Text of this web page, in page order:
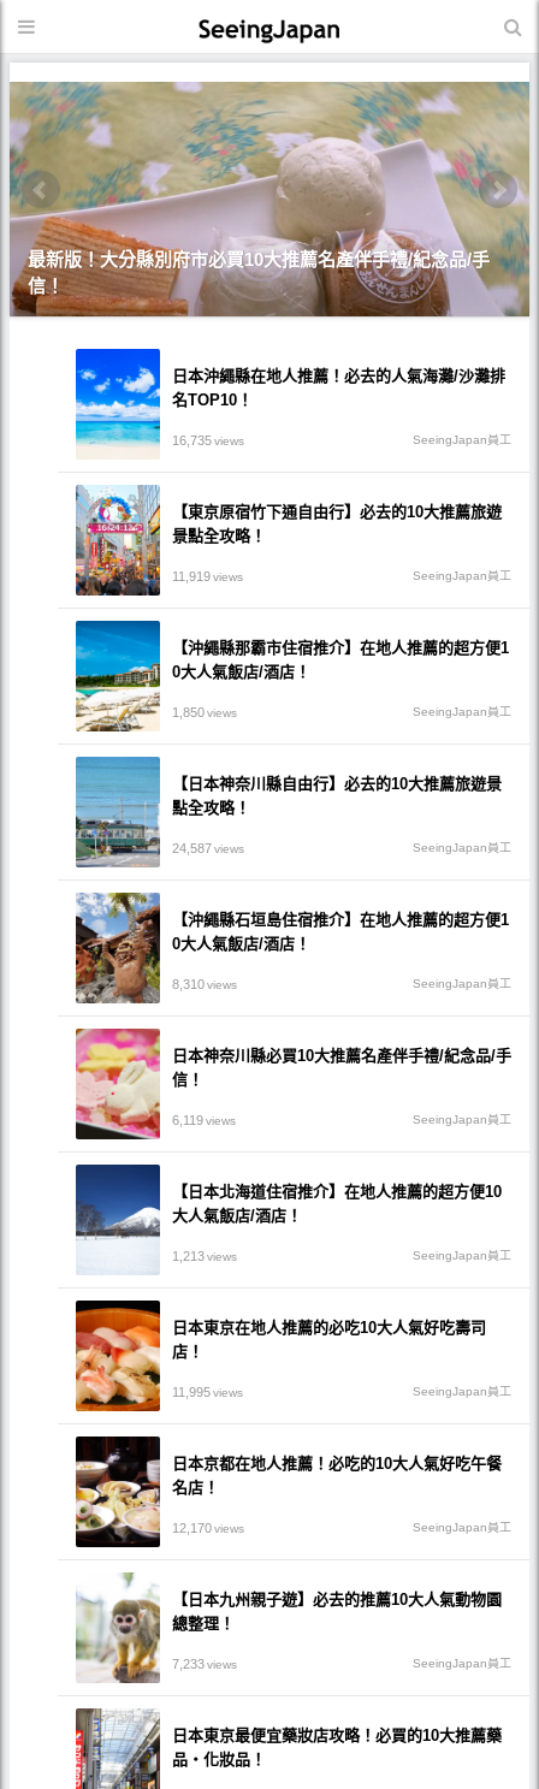
最新版！大分縣別府市必買10大推薦名產伴手禮/紀念品/手
信！
日本沖繩縣在地人推薦！必去的人氣海灘/沙灘排
名TOP10！
16,735views SeeingJapan員工
【東京原宿竹下通自由行】必去的10大推薦旅遊
景點全攻略！
11,919views SeeingJapan員工
【沖繩縣那霸市住宿推介】在地人推薦的超方便1
0大人氣飯店/酒店！
1,850views SeeingJapan員工
【日本神奈川縣自由行】必去的10大推薦旅遊景
點全攻略！
24,587views SeeingJapan員工
【沖繩縣石垣島住宿推介】在地人推薦的超方便1
0大人氣飯店/酒店！
8,310views SeeingJapan員工
日本神奈川縣必買10大推薦名產伴手禮/紀念品/手
信！
6,119views SeeingJapan員工
【日本北海道住宿推介】在地人推薦的超方便10
大人氣飯店/酒店！
1,213views SeeingJapan員工
日本東京在地人推薦的必吃10大人氣好吃壽司
店！
11,995views SeeingJapan員工
日本京都在地人推薦！必吃的10大人氣好吃午餐
名店！
12,170views SeeingJapan員工
【日本九州親子遊】必去的推薦10大人氣動物園
總整理！
7,233views SeeingJapan員工
日本東京最便宜藥妝店攻略！必買的10大推薦藥
品・化妝品！